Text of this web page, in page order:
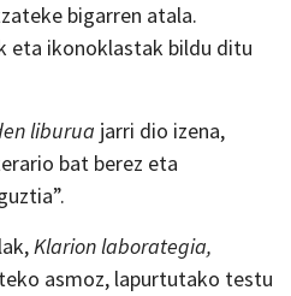
bigarren atala.
eta ikonoklastak bildu ditu
liburua jarri dio izena,
bat berez eta
Klarion laborategia,
asmoz, lapurtutako testu